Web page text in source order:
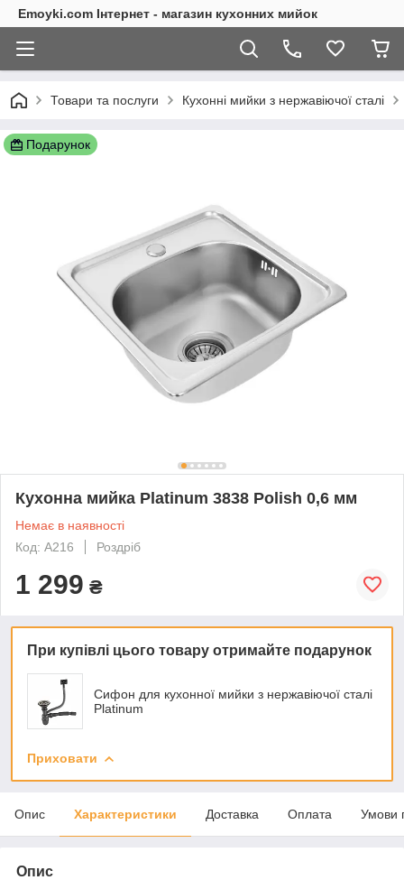
Emoyki.com Інтернет - магазин кухонних мийок
Товари та послуги Кухонні мийки з нержавіючої сталі
Подарунок
Кухонна мийка Platinum 3838 Polish 0,6 мм
Немає в наявності
Код: А216
Роздріб
1 299 ₴
При купівлі цього товару отримайте подарунок
Сифон для кухонної мийки з нержавіючої сталі
Platinum
Приховати
Опис Характеристики Доставка Оплата Умови
Опис